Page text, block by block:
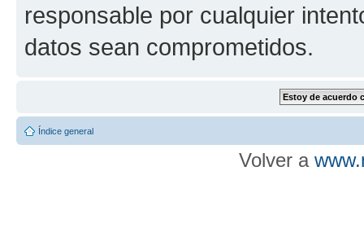
responsable por cualquier
datos sean comprometidos.
Índice general
Volver a